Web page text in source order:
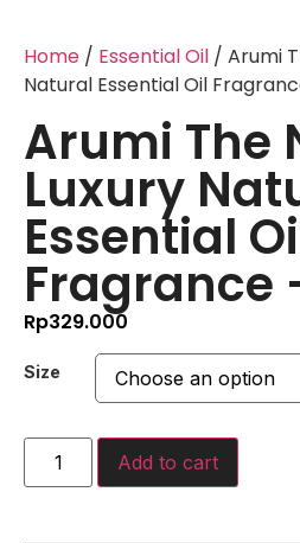
Home / Essential Oil / Arumi
Natural Essential Oil
Arumi The
Luxury
Essential
Fragrance
Rp329.000
Size
Add to cart